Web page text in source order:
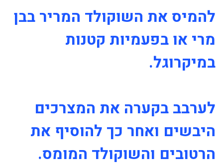
להמיס את השוקולד המריר בבן
מרי או בפעמיות קטנות
במיקרוגל.
לערבב בקערה את המצרכים
היבשים ואחר כך להוסיף את
הרטובים והשוקולד המומס.